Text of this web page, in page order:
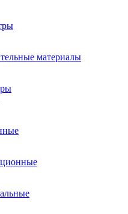
материалы